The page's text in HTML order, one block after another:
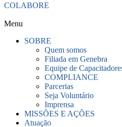
COLABORE
Menu
SOBRE
Quem somos
Filiada em Genebra
Equipe de
COMPLIANCE
Parcerias
Seja Voluntário
Imprensa
MISSÕES E AÇÕES
Atuação